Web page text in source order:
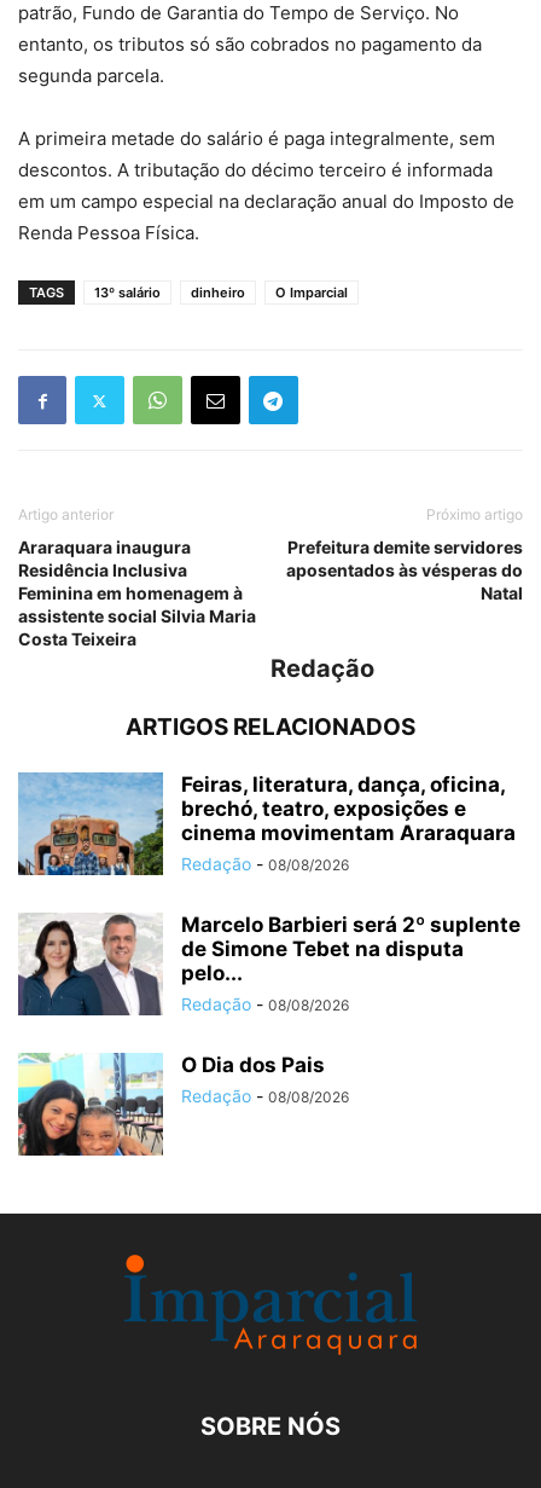
patrão, Fundo de Garantia do Tempo de Serviço. No
entanto, os tributos só são cobrados no pagamento da
segunda parcela.
A primeira metade do salário é paga integralmente, sem
descontos. A tributação do décimo terceiro é informada
em um campo especial na declaração anual do Imposto de
Renda Pessoa Física.
TAGS 13º salário dinheiro O Imparcial
Artigo anterior
Araraquara inaugura
Residência Inclusiva
Feminina em homenagem à
assistente social Silvia Maria
Costa Teixeira
Próximo artigo
Prefeitura demite servidores
aposentados às vésperas do
Natal
Redação
ARTIGOS RELACIONADOS
Feiras, literatura, dança, oficina,
brechó, teatro, exposições e
cinema movimentam Araraquara
Redação - 08/08/2026
Marcelo Barbieri será 2º suplente
de Simone Tebet na disputa
pelo...
Redação - 08/08/2026
O Dia dos Pais
Redação - 08/08/2026
SOBRE NÓS